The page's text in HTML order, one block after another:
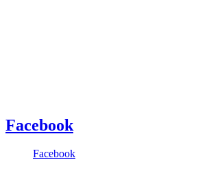
Facebook
Facebook